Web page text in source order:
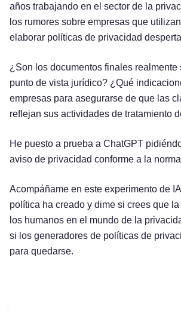
años trabajando en el sector de la
los rumores sobre empresas que
elaborar políticas de privacidad
¿Son los documentos finales realmente
punto de vista jurídico? ¿Qué
empresas para asegurarse de que las
reflejan sus actividades de tratamiento
He puesto a prueba a ChatGPT
aviso de privacidad conforme a la
Acompáñame en este experimento de
política ha creado y dime si crees que
los humanos en el mundo de la
si los generadores de políticas de
para quedarse.